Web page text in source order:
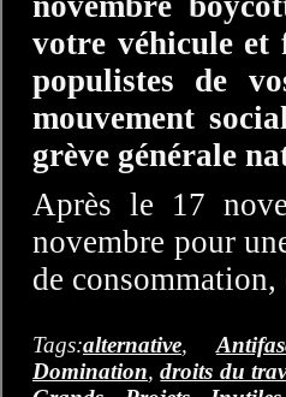
votre véhicule et
populistes de
mouvement
grève générale
Après le 17
novembre pour
de
Tags:alternative,
Domination,droits du